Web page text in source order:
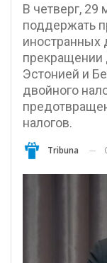
В четверг, 29
поддержать
иностранных
прекращении
Эстонией и
двойного
налогов.
Tribuna